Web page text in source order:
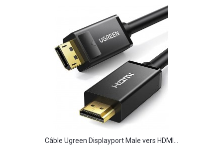
Câble Ugreen Displayport Male vers HDMI...